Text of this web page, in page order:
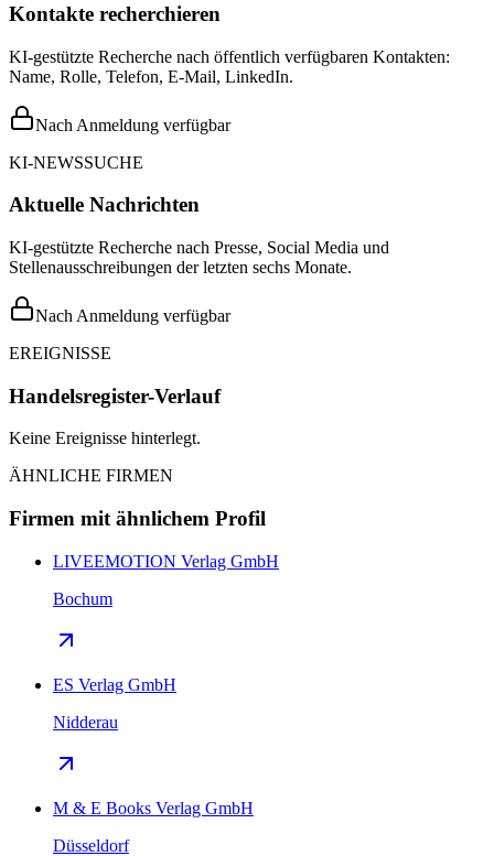
Kontakte recherchieren
KI-gestützte Recherche nach öffentlich verfügbaren Kontakten:
Name, Rolle, Telefon, E-Mail, LinkedIn.
Nach Anmeldung verfügbar
KI-NEWSSUCHE
Aktuelle Nachrichten
KI-gestützte Recherche nach Presse, Social Media und
Stellenausschreibungen der letzten sechs Monate.
Nach Anmeldung verfügbar
EREIGNISSE
Handelsregister-Verlauf
Keine Ereignisse hinterlegt.
ÄHNLICHE FIRMEN
Firmen mit ähnlichem Profil
LIVEEMOTION Verlag GmbH
Bochum
ES Verlag GmbH
Nidderau
M & E Books Verlag GmbH
Düsseldorf